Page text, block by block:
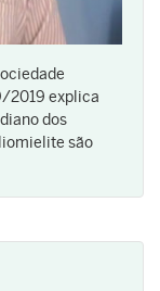
2019 explica
dos
são